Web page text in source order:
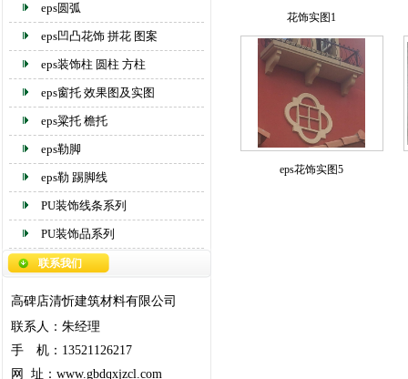
eps圆弧
eps凹凸花饰 拼花 图案
eps装饰柱 圆柱 方柱
eps窗托 效果图及实图
eps粱托 檐托
eps勒脚
eps勒 踢脚线
PU装饰线条系列
PU装饰品系列
联系我们
高碑店清忻建筑材料有限公司
联系人：朱经理
手 机：13521126217
网 址： www.gbdqxjzcl.com
花饰实图1
eps花饰实图5